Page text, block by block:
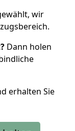
wir
Dann holen
erhalten Sie